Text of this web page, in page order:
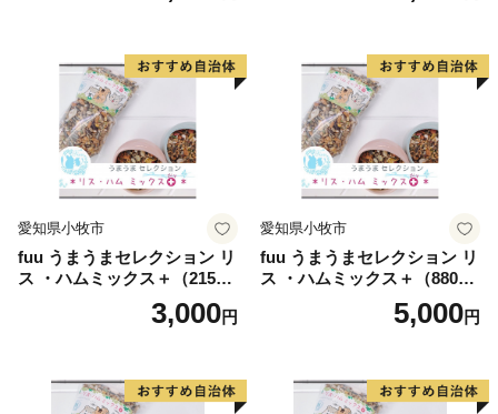
・国（総務省）からの要請に基づき、平成29年6月よ
り、新居浜市内在住の方からのご寄附につきましては、
返礼品の送付を取りやめることといたしましたのでご了
承ください。
【返礼品・お届け・寄付についてのお問い合わせ】
新居浜市ふるさと納税担当窓口
TEL 050-1730-1245
FAX 050-3537-1729
niihama@furusato-supports.com
愛知県小牧市
fuu うまうまセレクション リ
ス ・ハムミックス＋（215
3,000円
愛知県小牧市
fuu うまうまセレクション リ
ス ・ハムミックス＋（880
5,000円